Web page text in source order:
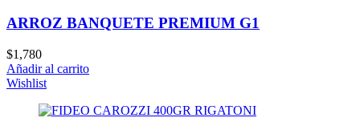
ARROZ BANQUETE PREMIUM G1
$1,780
Añadir al carrito
Wishlist